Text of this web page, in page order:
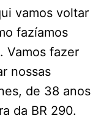
vamos voltar
fazíamos
Vamos fazer
nossas
de 38 anos
da BR 290.